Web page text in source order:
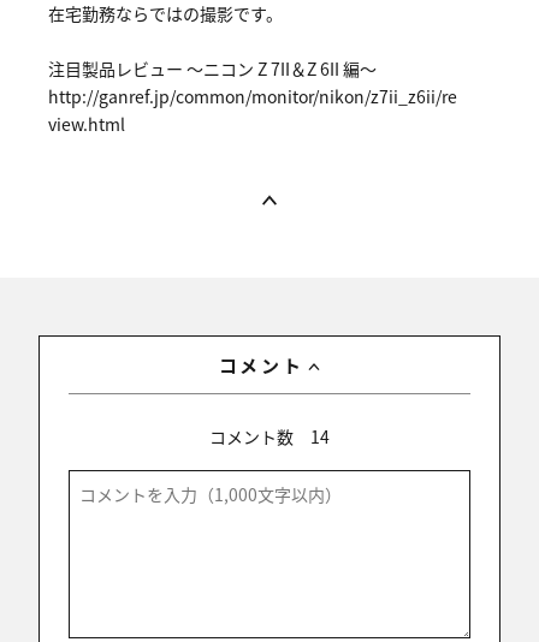
在宅勤務ならではの撮影です。
注目製品レビュー ～ニコン Z 7II＆Z 6II 編～
http://ganref.jp/common/monitor/nikon/z7ii_z6ii/re
view.html
コメント
コメント数 14